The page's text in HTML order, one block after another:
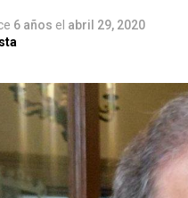
6 años el abril 29, 2020